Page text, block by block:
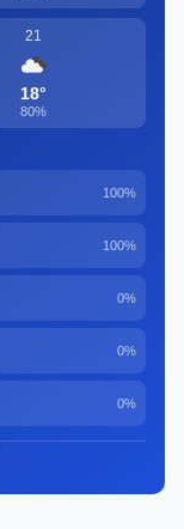
21
18°
80%
100%
100%
0%
0%
0%